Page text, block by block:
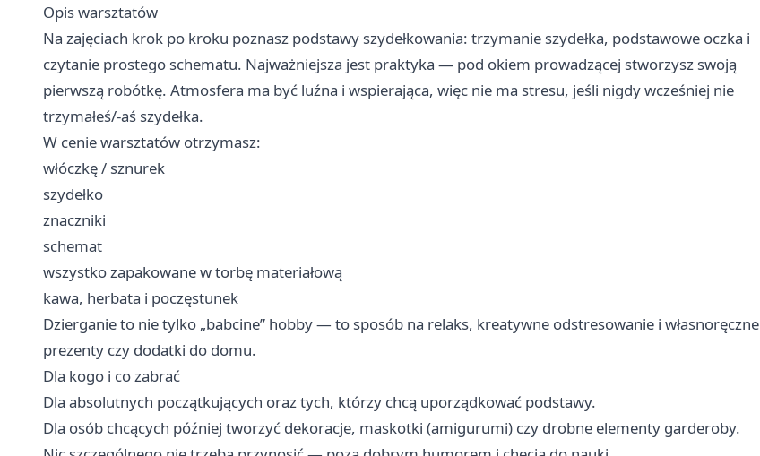
Opis warsztatów
Na zajęciach krok po kroku poznasz podstawy szydełkowania: trzymanie szydełka, podstawowe oczka i
czytanie prostego schematu. Najważniejsza jest praktyka — pod okiem prowadzącej stworzysz swoją
pierwszą robótkę. Atmosfera ma być luźna i wspierająca, więc nie ma stresu, jeśli nigdy wcześniej nie
trzymałeś/-aś szydełka.
W cenie warsztatów otrzymasz:
włóczkę / sznurek
szydełko
znaczniki
schemat
wszystko zapakowane w torbę materiałową
kawa, herbata i poczęstunek
Dzierganie to nie tylko „babcine” hobby — to sposób na relaks, kreatywne odstresowanie i własnoręczne
prezenty czy dodatki do domu.
Dla kogo i co zabrać
Dla absolutnych początkujących oraz tych, którzy chcą uporządkować podstawy.
Dla osób chcących później tworzyć dekoracje, maskotki (amigurumi) czy drobne elementy garderoby.